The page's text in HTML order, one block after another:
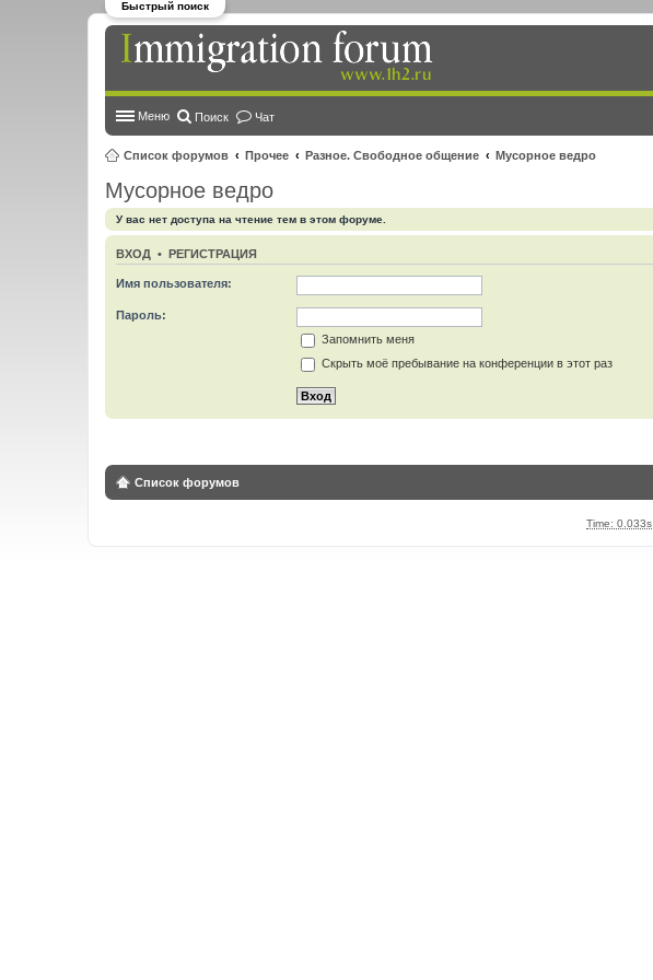
Меню Поиск Чат
Список форумов Прочее Разное. Свободное общение Мусорное ведро
Быстрый поиск
Мусорное ведро
У вас нет доступа на чтение тем в этом форуме.
ВХОД • РЕГИСТРАЦИЯ
Имя пользователя:
Пароль:
Запомнить меня
Скрыть моё пребывание на конференции в этот раз
Список форумов
Time: 0.033s